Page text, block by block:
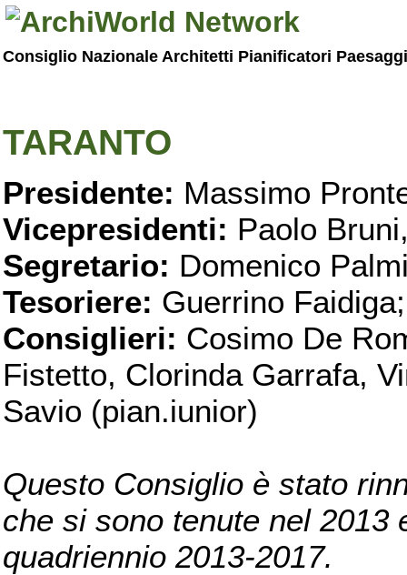
Consiglio Nazionale Architetti Pianificatori
TARANTO
Presidente: Massimo
Vicepresidenti: Paolo
Segretario: Domenico
Tesoriere: Guerrino Faidiga;
Consiglieri: Cosimo De
Fistetto, Clorinda Garrafa,
Savio (pian.iunior)
Questo Consiglio è stato
che si sono tenute nel 2013
quadriennio 2013-2017.